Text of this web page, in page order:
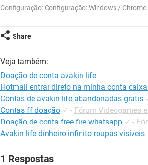
Configuração: Configuração: Windows / Chrome
Share
Veja também:
Doação de conta avakin life
Hotmail entrar direto na minha conta
Contas de avakin life abandonadas grátis
Contas ff doação ✓ - Fórum Videogames
Doação de conta free fire whatsapp ✓ -
Avakin life dinheiro infinito roupas visíveis
1 Respostas